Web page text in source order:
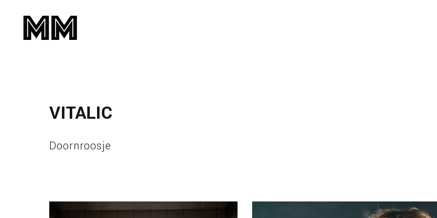
VITALIC
Doornroosje